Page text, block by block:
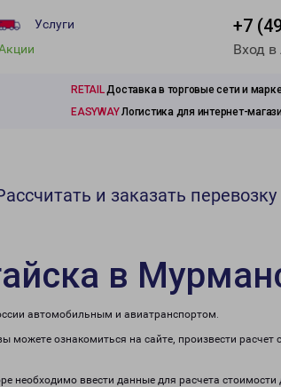
Услуги
+7
Вход
RETAILДоставка в торговые сети и
EASYWAYЛогистика для интернет-
и заказать перевозку
в
автомобильным и авиатранспортом.
ознакомиться на сайте, произвести
необходимо ввести данные для расчета